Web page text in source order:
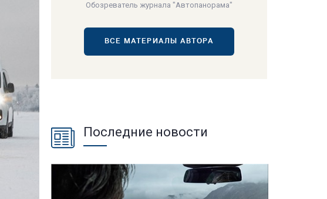
Обозреватель журнала "Автопанорама"
ВСЕ МАТЕРИАЛЫ АВТОРА
Последние новости